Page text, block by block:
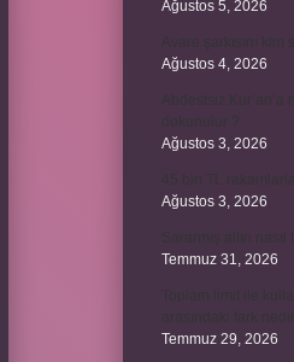
Ağustos 5, 2026
Ağustos 4, 2026
Ağustos 3, 2026
Ağustos 3, 2026
Temmuz 31, 2026
Temmuz 29, 2026